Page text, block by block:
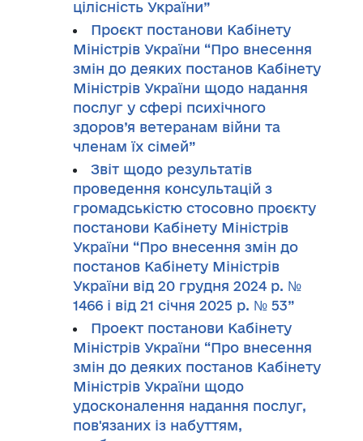
цілісність України”
Проєкт постанови Кабінету
Міністрів України “Про внесення
змін до деяких постанов Кабінету
Міністрів України щодо надання
послуг у сфері психічного
здоров’я ветеранам війни та
членам їх сімей”
Звіт щодо результатів
проведення консультацій з
громадськістю стосовно проєкту
постанови Кабінету Міністрів
України “Про внесення змін до
постанов Кабінету Міністрів
України від 20 грудня 2024 р. №
1466 і від 21 січня 2025 р. № 53”
Проект постанови Кабінету
Міністрів України “Про внесення
змін до деяких постанов Кабінету
Міністрів України щодо
удосконалення надання послуг,
пов'язаних із набуттям,